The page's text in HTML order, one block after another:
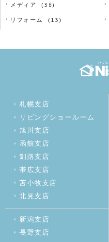
メディア (36)
リフォーム (13)
札幌支店
リビングショールーム
旭川支店
函館支店
釧路支店
帯広支店
苫小牧支店
北見支店
新潟支店
長野支店